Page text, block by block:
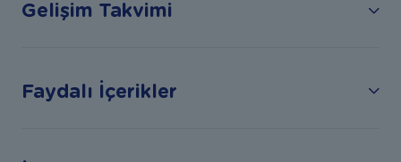
Gelişim Takvimi
Faydalı İçerikler